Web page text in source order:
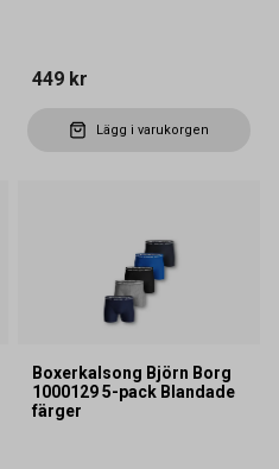
449 kr
Lägg i varukorgen
Boxerkalsong Björn Borg
1000129 5-pack Blandade
färger